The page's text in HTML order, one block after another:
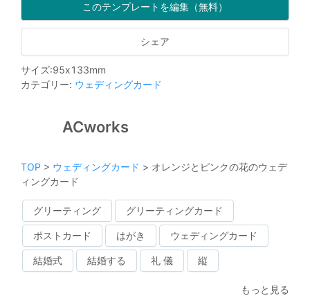
このテンプレートを編集（無料）
シェア
サイズ:95x133mm
カテゴリー: ウェディングカード
ACworks
TOP > ウェディングカード > オレンジとピンクの花のウェデ
ィングカード
グリーティング グリーティングカード
ポストカード はがき ウェディングカード
結婚式 結婚する 礼 儀 縦
もっと見る